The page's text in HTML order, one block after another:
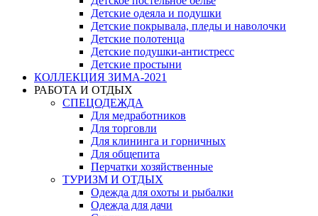
Детские одеяла и подушки
Детские покрывала, пледы и наволочки
Детские полотенца
Детские подушки-антистресс
Детские простыни
КОЛЛЕКЦИЯ ЗИМА-2021
РАБОТА И ОТДЫХ
СПЕЦОДЕЖДА
Для медработников
Для торговли
Для клининга и горничных
Для общепита
Перчатки хозяйственные
ТУРИЗМ И ОТДЫХ
Одежда для охоты и рыбалки
Одежда для дачи